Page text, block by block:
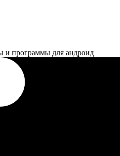
и программы для андроид